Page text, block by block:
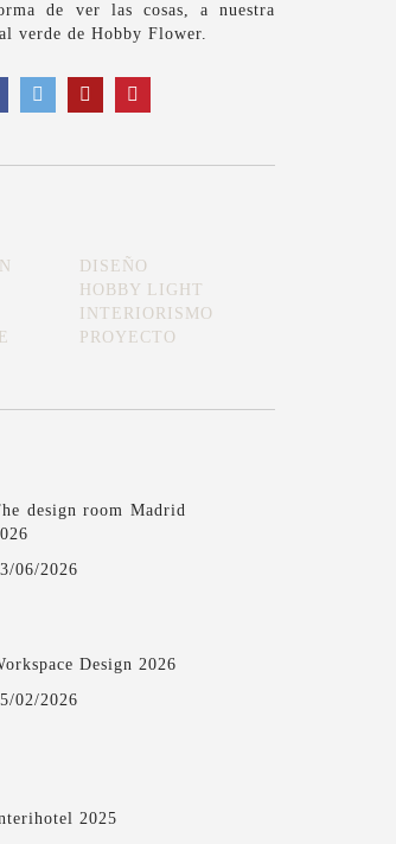
de ver las cosas, a nuestra
verde de Hobby Flower.
DISEÑO
HOBBY LIGHT
INTERIORISMO
PROYECTO
design room Madrid
06/2026
Design 2026
02/2026
2025